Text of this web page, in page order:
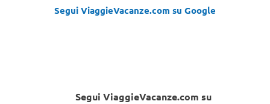
Segui ViaggieVacanze.com su Google
Segui ViaggieVacanze.com su